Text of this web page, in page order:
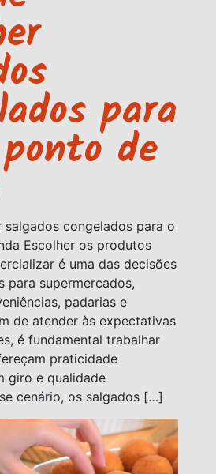
para
de
salgados congelados para o
Escolher os produtos
é uma das decisões
para supermercados,
padarias e
de atender às expectativas
é fundamental trabalhar
praticidade
giro e qualidade
cenário, os salgados […]